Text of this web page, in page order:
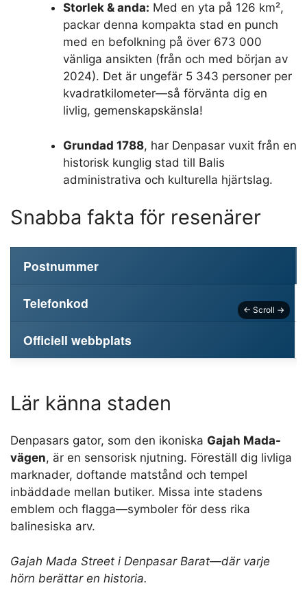
Storlek & anda: Med en yta på 126 km²,
packar denna kompakta stad en punch
med en befolkning på över 673 000
vänliga ansikten (från och med början av
2024). Det är ungefär 5 343 personer per
kvadratkilometer—så förvänta dig en
livlig, gemenskapskänsla!
Grundad 1788, har Denpasar vuxit från en
historisk kunglig stad till Balis
administrativa och kulturella hjärtslag.
Snabba fakta för resenärer
Postnummer
Telefonkod
Officiell webbplats
Lär känna staden
Denpasars gator, som den ikoniska Gajah Mada-
vägen, är en sensorisk njutning. Föreställ dig livliga
marknader, doftande matstånd och tempel
inbäddade mellan butiker. Missa inte stadens
emblem och flagga—symboler för dess rika
balinesiska arv.
Gajah Mada Street i Denpasar Barat—där varje
hörn berättar en historia.